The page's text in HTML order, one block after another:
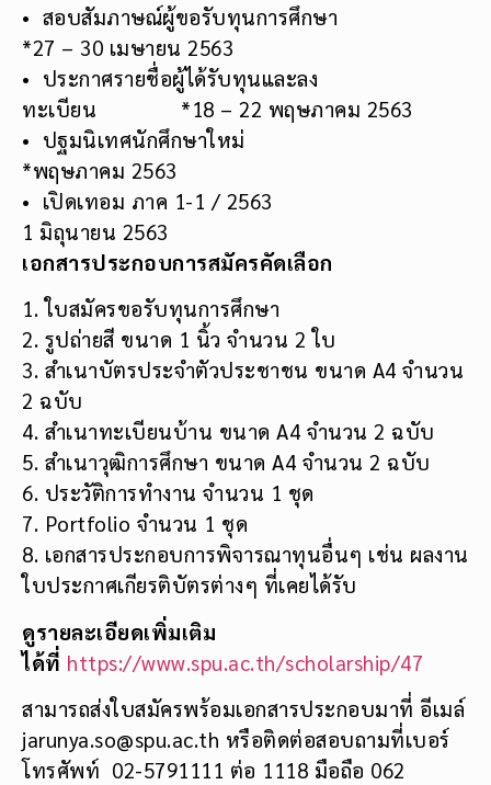
• สอบสัมภาษณ์ผู้ขอรับทุนการศึกษา
*27 – 30 เมษายน 2563
• ประกาศรายชื่อผู้ได้รับทุนและลง
ทะเบียน *18 – 22 พฤษภาคม 2563
• ปฐมนิเทศนักศึกษาใหม่
*พฤษภาคม 2563
• เปิดเทอม ภาค 1-1 / 2563
1 มิถุนายน 2563
เอกสารประกอบการสมัครคัดเลือก
1. ใบสมัครขอรับทุนการศึกษา
2. รูปถ่ายสี ขนาด 1 นิ้ว จำนวน 2 ใบ
3. สำเนาบัตรประจำตัวประชาชน ขนาด A4 จำนวน
2 ฉบับ
4. สำเนาทะเบียนบ้าน ขนาด A4 จำนวน 2 ฉบับ
5. สำเนาวุฒิการศึกษา ขนาด A4 จำนวน 2 ฉบับ
6. ประวัติการทำงาน จำนวน 1 ชุด
7. Portfolio จำนวน 1 ชุด
8. เอกสารประกอบการพิจารณาทุนอื่นๆ เช่น ผลงาน
ใบประกาศเกียรติบัตรต่างๆ ที่เคยได้รับ
ดูรายละเอียดเพิ่มเติม
ได้ที่ https://www.spu.ac.th/scholarship/47
สามารถส่งใบสมัครพร้อมเอกสารประกอบมาที่ อีเมล์
jarunya.so@spu.ac.th หรือติดต่อสอบถามที่เบอร์
โทรศัพท์ 02-5791111 ต่อ 1118 มือถือ 062